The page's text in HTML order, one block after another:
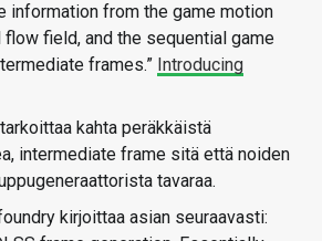
information from the game motion
field, and the sequential game
frames.” Introducing
kahta peräkkäistä
intermediate frame sitä että noiden
tavaraa.
kirjoittaa asian seuraavasti: